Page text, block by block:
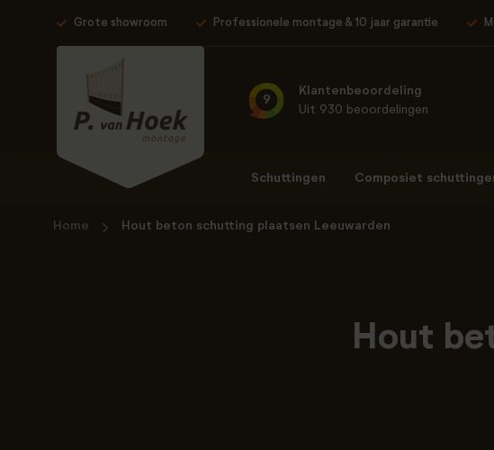
Grote showroom Professionele montage & 10 jaar garantie
9
Klantenbeoordeling
Uit 930 beoordelingen
Schuttingen Composiet
Home Hout beton schutting plaatsen Leeuwarden
Hout